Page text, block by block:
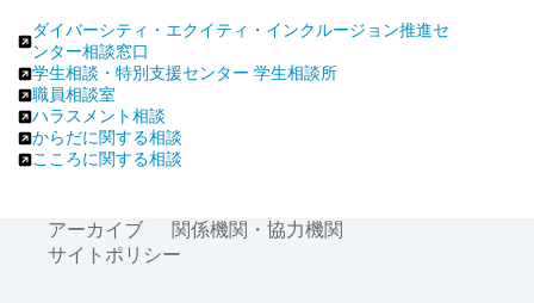
ダイバーシティ・エクイティ・インクルージョン推進セ
ンター相談窓口
学生相談・特別支援センター 学生相談所
職員相談室
ハラスメント相談
からだに関する相談
こころに関する相談
アーカイブ
関係機関・協力機関
サイトポリシー